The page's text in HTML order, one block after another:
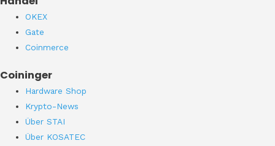
OKEX
Gate
Coinmerce
Coininger
Hardware Shop
Krypto-News
Über STAI
Über KOSATEC